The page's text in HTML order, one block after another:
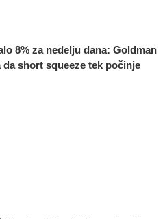
8% za nedelju dana: Goldman
short squeeze tek počinje